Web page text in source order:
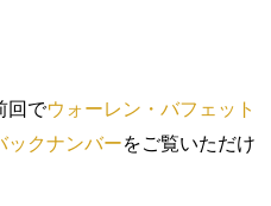
回でウォーレン・バフェット
ックナンバーをご覧いただけ